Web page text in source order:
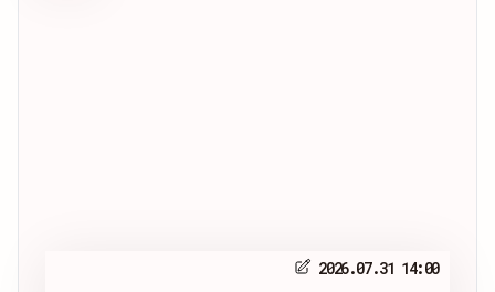
2026.07.31 14:00